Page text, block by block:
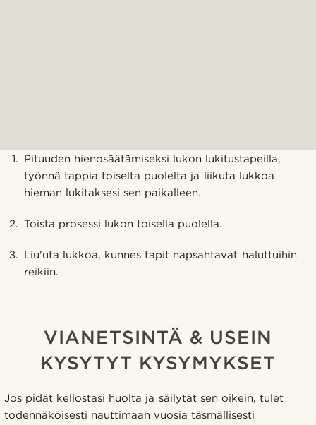
Pituuden hienosäätämiseksi lukon lukitustapeilla,
työnnä tappia toiselta puolelta ja liikuta lukkoa
hieman lukitaksesi sen paikalleen.
Toista prosessi lukon toisella puolella.
Liu'uta lukkoa, kunnes tapit napsahtavat haluttuihin
reikiin.
VIANETSINTÄ & USEIN
KYSYTYT KYSYMYKSET
Jos pidät kellostasi huolta ja säilytät sen oikein, tulet
todennäköisesti nauttimaan vuosia täsmällisesti